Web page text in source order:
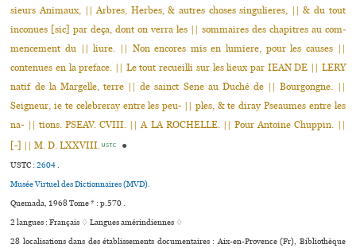
sieurs Animaux, || Arbres, Herbes, & autres choses sin­gu­lie­res, || & du tout
inco­nues [sic] par deça, dont on verra les || som­mai­res des cha­pi­tres au com­
men­ce­ment du || liure. || Non enco­res mis en lumiere, pour les causes ||
conte­nues en la pre­face. || Le tout recueilli sur les lieux par IEAN DE || LERY
natif de la Margelle, terre || de sainct Sene au Duché de || Bourgongne. ||
Seigneur, ie te cele­bre­ray entre les peu- || ples, & te diray Pseaumes entre les
na- || tions. PSEAV. CVIII. || A LA ROCHELLE. || Pour Antoine Chuppin. ||
[-] || M. D. LXXVIII. USTC ●
USTC :2604.
Musée Virtuel des Dictionnaires (MVD).
Quemada, 1968 Tome * : p.570 .
2 langues :Français ♢Langues amérindiennes ♢
28 localisations dans des établissements documentaires : Aix-en-Provence (Fr), Bibliothèque